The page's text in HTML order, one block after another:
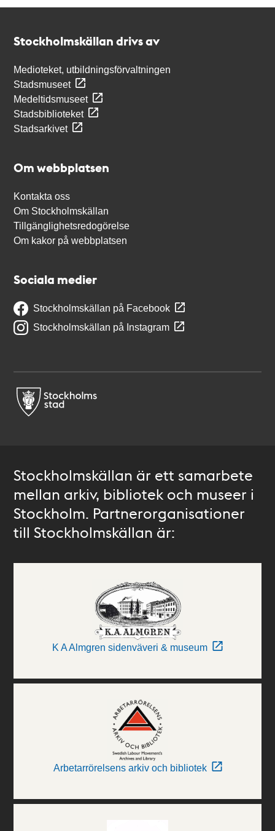
Stockholmskällan drivs av
Medioteket, utbildningsförvaltningen
Stadsmuseet
Medeltidsmuseet
Stadsbiblioteket
Stadsarkivet
Om webbplatsen
Kontakta oss
Om Stockholmskällan
Tillgänglighetsredogörelse
Om kakor på webbplatsen
Sociala medier
Stockholmskällan på Facebook
Stockholmskällan på Instagram
Stockholmskällan är ett samarbete
mellan arkiv, bibliotek och museer i
Stockholm. Partnerorganisationer
till Stockholmskällan är:
K A Almgren sidenväveri & museum
Arbetarrörelsens arkiv och bibliotek